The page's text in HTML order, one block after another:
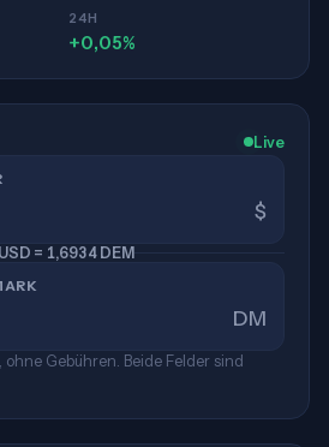
24H
+0,05%
Live
$
= 1,6934 DEM
DM
Gebühren. Beide Felder sind